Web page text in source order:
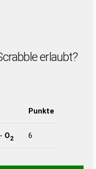
erlaubt?
Punkte
- O2 6